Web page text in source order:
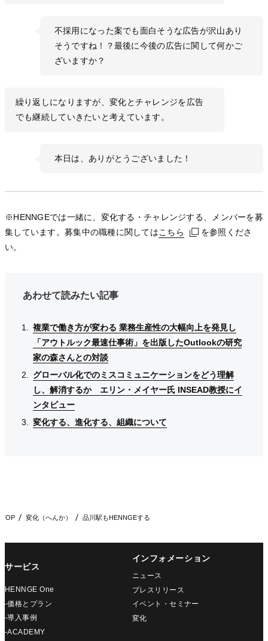
不採用になった案でも面白そうな広告が沢山あり
そうですね！？最後に今後の広告に関して何かご
ざいますか？
繰り返しになりますが、変化とチャレンジを広告
でも継続していきたいと考えています。
本日は、ありがとうございました！
※HENNGEでは一緒に、変化する・チャレンジする、メンバーを募
集しています。募集中の職種に関してはこちら
こちら
こちら
を参照くださ
い。
あわせて読みたい記事
複業で働き方が変わる 業務生産性の大幅向上を発見し
「アウトルック最速仕事術」を出版したOutlookの研究
家の森さんとの対談
複業で働き方が変わる 業務生産性の大幅向上を発見し
「アウトルック最速仕事術」を出版したOutlookの研究
家の森さんとの対談
複業で働き方が変わる 業務生産性の大幅向上を発見し
「アウトルック最速仕事術」を出版したOutlookの研究
家の森さんとの対談
グローバル化でのミスコミュニケーションをどう理解
し、解消するか エリン・メイヤー氏 INSEAD教授にイ
ンタビュー
グローバル化でのミスコミュニケーションをどう理解
し、解消するか エリン・メイヤー氏 INSEAD教授にイ
ンタビュー
グローバル化でのミスコミュニケーションをどう理解
し、解消するか エリン・メイヤー氏 INSEAD教授にイ
ンタビュー
変化する、進化する、組織について
変化する、進化する、組織について
変化する、進化する、組織について
TOP 変化（へんか） 品川駅もHENNGEする
サービス
HENNGE One
-価格とプラン
-導入事例
-ACADEMY
インフォメーション
ニュース
プレスリリース
イベント・セミナー
変化